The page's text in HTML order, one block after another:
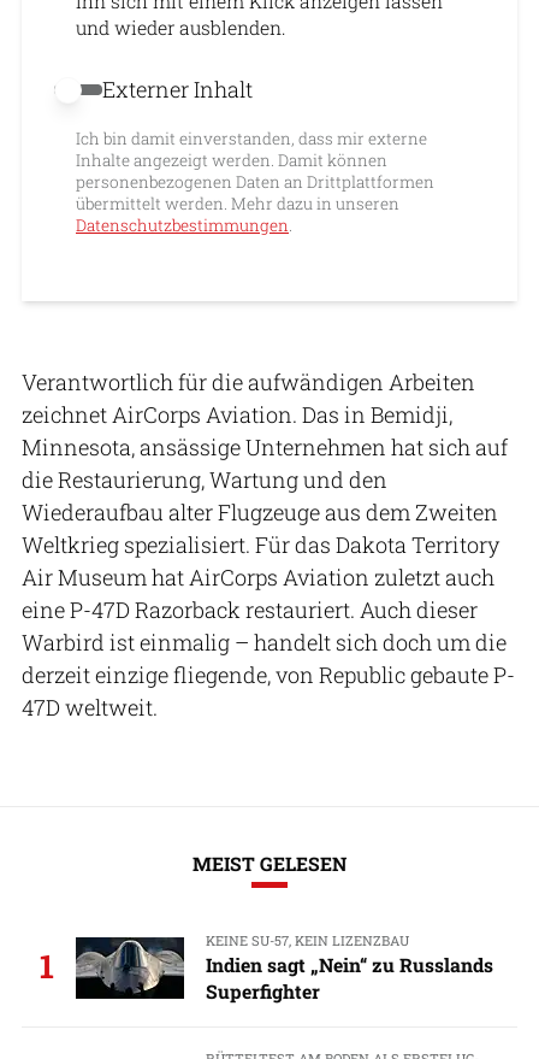
und wieder ausblenden.
Externer Inhalt erlauben
Externer Inhalt
Ich bin damit einverstanden, dass mir externe
Inhalte angezeigt werden. Damit können
personenbezogenen Daten an Drittplattformen
übermittelt werden. Mehr dazu in unseren
Datenschutzbestimmungen.
Verantwortlich für die aufwändigen Arbeiten
zeichnet AirCorps Aviation. Das in Bemidji,
Minnesota, ansässige Unternehmen hat sich auf
die Restaurierung, Wartung und den
Wiederaufbau alter Flugzeuge aus dem Zweiten
Weltkrieg spezialisiert. Für das Dakota Territory
Air Museum hat AirCorps Aviation zuletzt auch
eine P-47D Razorback restauriert. Auch dieser
Warbird ist einmalig – handelt sich doch um die
derzeit einzige fliegende, von Republic gebaute P-
47D weltweit.
MEIST GELESEN
1
KEINE SU-57, KEIN LIZENZBAU
Indien sagt „Nein“ zu Russlands
Superfighter